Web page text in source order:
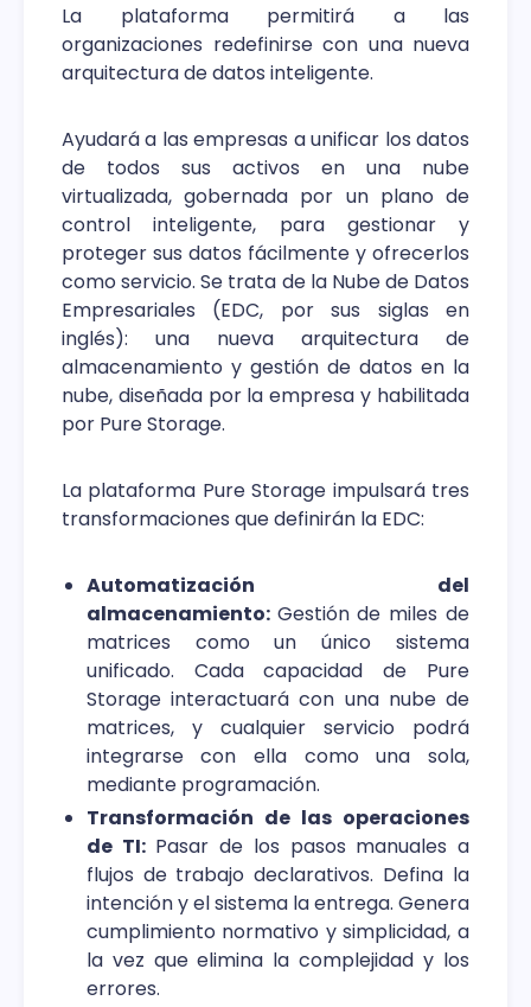
La plataforma permitirá a las
organizaciones redefinirse con una nueva
arquitectura de datos inteligente.
Ayudará a las empresas a unificar los datos
de todos sus activos en una nube
virtualizada, gobernada por un plano de
control inteligente, para gestionar y
proteger sus datos fácilmente y ofrecerlos
como servicio. Se trata de la Nube de Datos
Empresariales (EDC, por sus siglas en
inglés): una nueva arquitectura de
almacenamiento y gestión de datos en la
nube, diseñada por la empresa y habilitada
por Pure Storage.
La plataforma Pure Storage impulsará tres
transformaciones que definirán la EDC:
Automatización del
almacenamiento: Gestión de miles de
matrices como un único sistema
unificado. Cada capacidad de Pure
Storage interactuará con una nube de
matrices, y cualquier servicio podrá
integrarse con ella como una sola,
mediante programación.
Transformación de las operaciones
de TI:Pasar de los pasos manuales a
flujos de trabajo declarativos. Defina la
intención y el sistema la entrega. Genera
cumplimiento normativo y simplicidad, a
la vez que elimina la complejidad y los
errores.